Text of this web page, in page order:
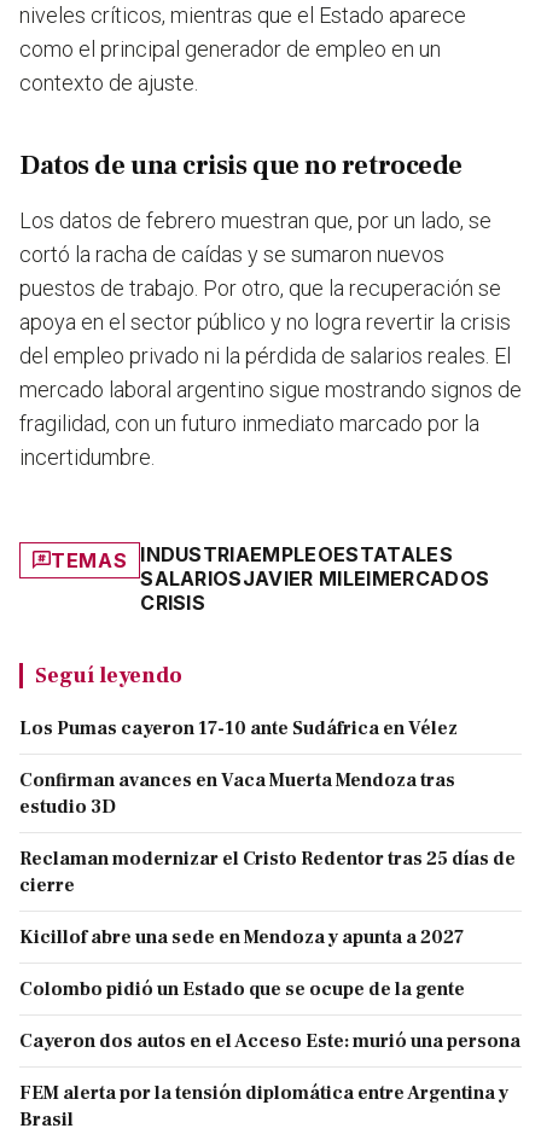
niveles críticos, mientras que el Estado aparece
como el principal generador de empleo en un
contexto de ajuste.
Datos de una crisis que no retrocede
Los datos de febrero muestran que, por un lado, se
cortó la racha de caídas y se sumaron nuevos
puestos de trabajo. Por otro, que la recuperación se
apoya en el sector público y no logra revertir la crisis
del empleo privado ni la pérdida de salarios reales. El
mercado laboral argentino sigue mostrando signos de
fragilidad, con un futuro inmediato marcado por la
incertidumbre.
TEMAS INDUSTRIAEMPLEOESTATALES
SALARIOSJAVIER MILEIMERCADOS
CRISIS
Seguí leyendo
Los Pumas cayeron 17-10 ante Sudáfrica en Vélez
Confirman avances en Vaca Muerta Mendoza tras
estudio 3D
Reclaman modernizar el Cristo Redentor tras 25 días de
cierre
Kicillof abre una sede en Mendoza y apunta a 2027
Colombo pidió un Estado que se ocupe de la gente
Cayeron dos autos en el Acceso Este: murió una persona
FEM alerta por la tensión diplomática entre Argentina y
Brasil